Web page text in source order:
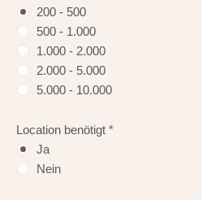
200 - 500
500 - 1.000
1.000 - 2.000
2.000 - 5.000
5.000 - 10.000
Location benötigt*
Ja
Nein